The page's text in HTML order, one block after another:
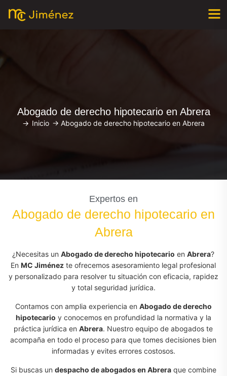
Abogado de derecho hipotecario en Abrera
-> Inicio -> Abogado de derecho hipotecario en Abrera
Expertos en
Abogado de derecho hipotecario en
Abrera
¿Necesitas unAbogado de derecho hipotecario enAbrera?
EnMC Jiménez te ofrecemos asesoramiento legal profesional
y personalizado para resolver tu situación con eficacia, rapidez
y total seguridad jurídica.
Contamos con amplia experiencia en Abogado de derecho
hipotecario y conocemos en profundidad la normativa y la
práctica jurídica enAbrera. Nuestro equipo de abogados te
acompaña en todo el proceso para que tomes decisiones bien
informadas y evites errores costosos.
Si buscas un despacho de abogados en Abreraque combine